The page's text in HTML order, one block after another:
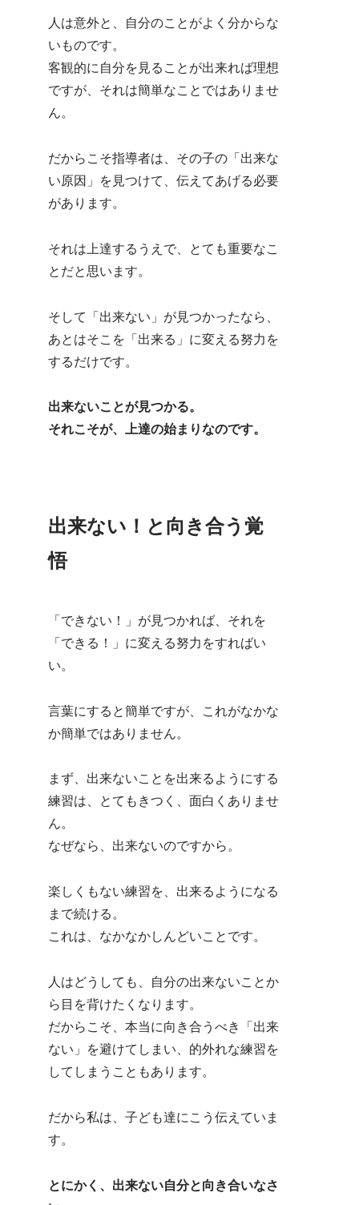
人は意外と、自分のことがよく分からな
いものです。
客観的に自分を見ることが出来れば理想
ですが、それは簡単なことではありませ
ん。
だからこそ指導者は、その子の「出来な
い原因」を見つけて、伝えてあげる必要
があります。
それは上達するうえで、とても重要なこ
とだと思います。
そして「出来ない」が見つかったなら、
あとはそこを「出来る」に変える努力を
するだけです。
出来ないことが見つかる。
それこそが、上達の始まりなのです。
出来ない！と向き合う覚
悟
「できない！」が見つかれば、それを
「できる！」に変える努力をすればい
い。
言葉にすると簡単ですが、これがなかな
か簡単ではありません。
まず、出来ないことを出来るようにする
練習は、とてもきつく、面白くありませ
ん。
なぜなら、出来ないのですから。
楽しくもない練習を、出来るようになる
まで続ける。
これは、なかなかしんどいことです。
人はどうしても、自分の出来ないことか
ら目を背けたくなります。
だからこそ、本当に向き合うべき「出来
ない」を避けてしまい、的外れな練習を
してしまうこともあります。
だから私は、子ども達にこう伝えていま
す。
とにかく、出来ない自分と向き合いなさ